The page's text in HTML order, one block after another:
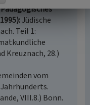
Jüdische
Teil 1:
Kreuznach, 28.)
vom
VIII.8.) Bonn.